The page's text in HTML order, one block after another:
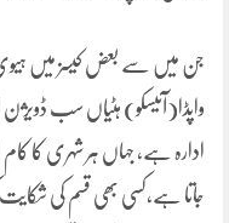
جن میں سے بعض کیسز میں
واپڈا(آئیسکو) ہٹیاں سب ڈویژن
ادارہ ہے، جہاں ہر شہری کا
جاتا ہے،کسی بھی قسم کی